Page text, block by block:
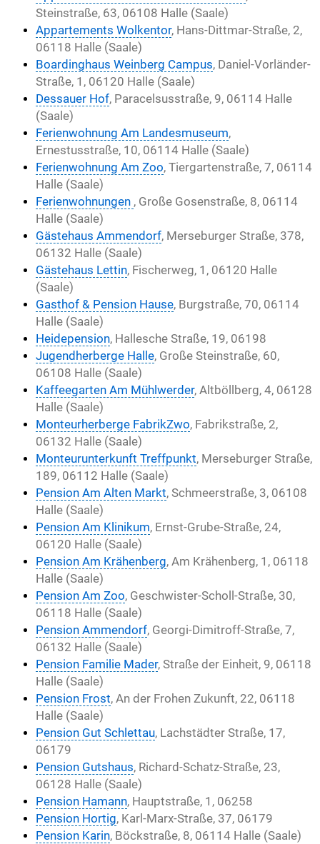
Steinstraße, 63, 06108 Halle (Saale)
Appartements Wolkentor, Hans-Dittmar-Straße, 2,
06118 Halle (Saale)
Boardinghaus Weinberg Campus, Daniel-Vorländer-
Straße, 1, 06120 Halle (Saale)
Dessauer Hof, Paracelsusstraße, 9, 06114 Halle
(Saale)
Ferienwohnung Am Landesmuseum,
Ernestusstraße, 10, 06114 Halle (Saale)
Ferienwohnung Am Zoo, Tiergartenstraße, 7, 06114
Halle (Saale)
Ferienwohnungen , Große Gosenstraße, 8, 06114
Halle (Saale)
Gästehaus Ammendorf, Merseburger Straße, 378,
06132 Halle (Saale)
Gästehaus Lettin, Fischerweg, 1, 06120 Halle
(Saale)
Gasthof & Pension Hause, Burgstraße, 70, 06114
Halle (Saale)
Heidepension, Hallesche Straße, 19, 06198
Jugendherberge Halle, Große Steinstraße, 60,
06108 Halle (Saale)
Kaffeegarten Am Mühlwerder, Altböllberg, 4, 06128
Halle (Saale)
Monteurherberge FabrikZwo, Fabrikstraße, 2,
06132 Halle (Saale)
Monteurunterkunft Treffpunkt, Merseburger Straße,
189, 06112 Halle (Saale)
Pension Am Alten Markt, Schmeerstraße, 3, 06108
Halle (Saale)
Pension Am Klinikum, Ernst-Grube-Straße, 24,
06120 Halle (Saale)
Pension Am Krähenberg, Am Krähenberg, 1, 06118
Halle (Saale)
Pension Am Zoo, Geschwister-Scholl-Straße, 30,
06118 Halle (Saale)
Pension Ammendorf, Georgi-Dimitroff-Straße, 7,
06132 Halle (Saale)
Pension Familie Mader, Straße der Einheit, 9, 06118
Halle (Saale)
Pension Frost, An der Frohen Zukunft, 22, 06118
Halle (Saale)
Pension Gut Schlettau, Lachstädter Straße, 17,
06179
Pension Gutshaus, Richard-Schatz-Straße, 23,
06128 Halle (Saale)
Pension Hamann, Hauptstraße, 1, 06258
Pension Hortig, Karl-Marx-Straße, 37, 06179
Pension Karin, Böckstraße, 8, 06114 Halle (Saale)